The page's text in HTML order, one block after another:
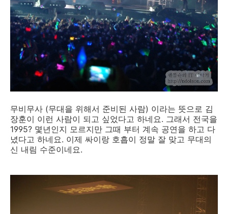
무비무사 (무대을 위해서 준비된 사람) 이라는 뜻으로 김
장훈이 이런 사람이 되고 싶었다고 하네요. 그래서 전국을
1995? 몇년인지 모르지만 그때 부터 계속 공연을 하고 다
녔다고 하네요. 이제 싸이랑 호흡이 정말 잘 맞고 무대의
신 내림 수준이네요.